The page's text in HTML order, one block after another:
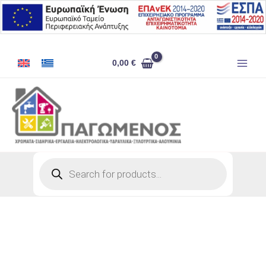
Μετάβαση
στο
περιεχόμενο
0,00€
ΤΡΑΠΕΖΙΟΥ
(ΦΥΛΛΟ
40CM)
ποσότητα